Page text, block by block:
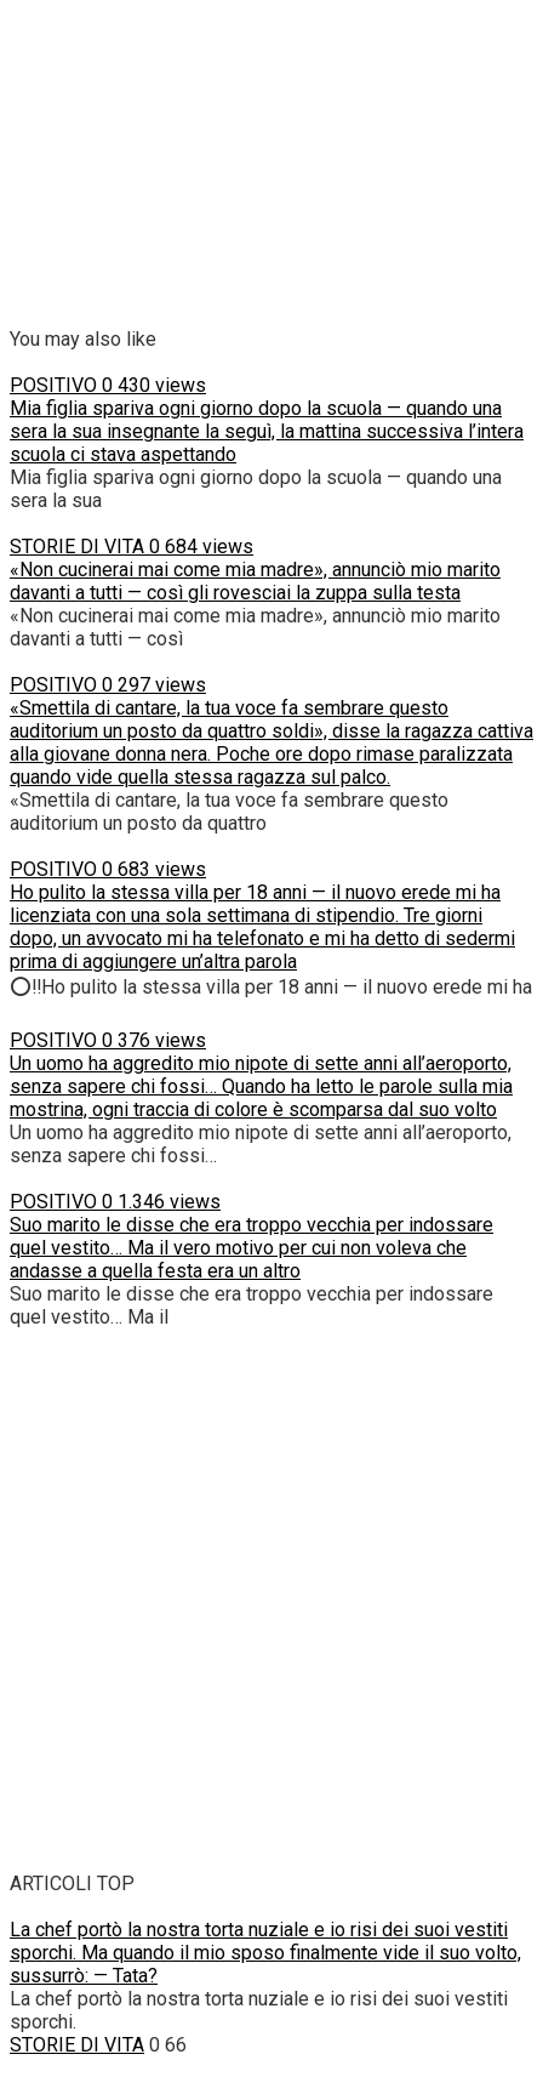
You may also like
POSITIVO 0 430 views
Mia figlia spariva ogni giorno dopo la scuola — quando una
sera la sua insegnante la seguì, la mattina successiva l’intera
scuola ci stava aspettando
Mia figlia spariva ogni giorno dopo la scuola — quando una
sera la sua
STORIE DI VITA 0 684 views
«Non cucinerai mai come mia madre», annunciò mio marito
davanti a tutti — così gli rovesciai la zuppa sulla testa
«Non cucinerai mai come mia madre», annunciò mio marito
davanti a tutti — così
POSITIVO 0 297 views
«Smettila di cantare, la tua voce fa sembrare questo
auditorium un posto da quattro soldi», disse la ragazza cattiva
alla giovane donna nera. Poche ore dopo rimase paralizzata
quando vide quella stessa ragazza sul palco.
«Smettila di cantare, la tua voce fa sembrare questo
auditorium un posto da quattro
POSITIVO 0 683 views
Ho pulito la stessa villa per 18 anni — il nuovo erede mi ha
licenziata con una sola settimana di stipendio. Tre giorni
dopo, un avvocato mi ha telefonato e mi ha detto di sedermi
prima di aggiungere un’altra parola
⭕‼️Ho pulito la stessa villa per 18 anni — il nuovo erede mi ha
POSITIVO 0 376 views
Un uomo ha aggredito mio nipote di sette anni all’aeroporto,
senza sapere chi fossi… Quando ha letto le parole sulla mia
mostrina, ogni traccia di colore è scomparsa dal suo volto
Un uomo ha aggredito mio nipote di sette anni all’aeroporto,
senza sapere chi fossi…
POSITIVO 0 1.346 views
Suo marito le disse che era troppo vecchia per indossare
quel vestito… Ma il vero motivo per cui non voleva che
andasse a quella festa era un altro
Suo marito le disse che era troppo vecchia per indossare
quel vestito… Ma il
ARTICOLI TOP
La chef portò la nostra torta nuziale e io risi dei suoi vestiti
sporchi. Ma quando il mio sposo finalmente vide il suo volto,
sussurrò: — Tata?
La chef portò la nostra torta nuziale e io risi dei suoi vestiti
sporchi.
STORIE DI VITA 0 66